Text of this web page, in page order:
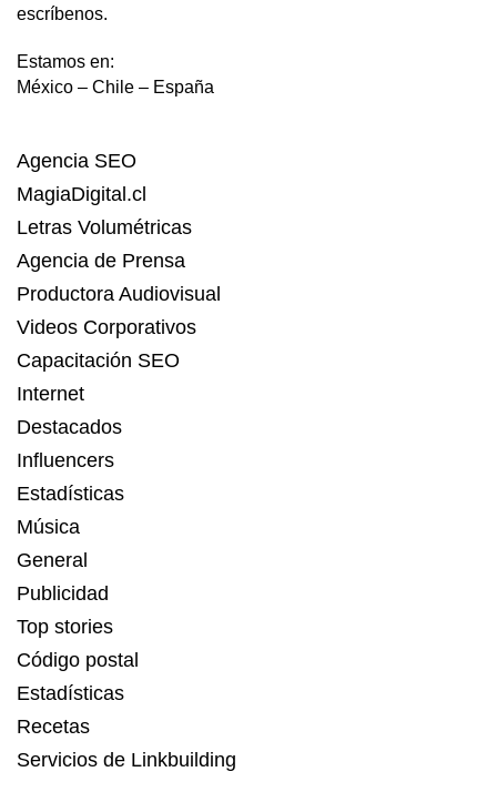
escríbenos.
Estamos en:
México – Chile – España
Agencia SEO
MagiaDigital.cl
Letras Volumétricas
Agencia de Prensa
Productora Audiovisual
Videos Corporativos
Capacitación SEO
Internet
Destacados
Influencers
Estadísticas
Música
General
Publicidad
Top stories
Código postal
Estadísticas
Recetas
Servicios de Linkbuilding